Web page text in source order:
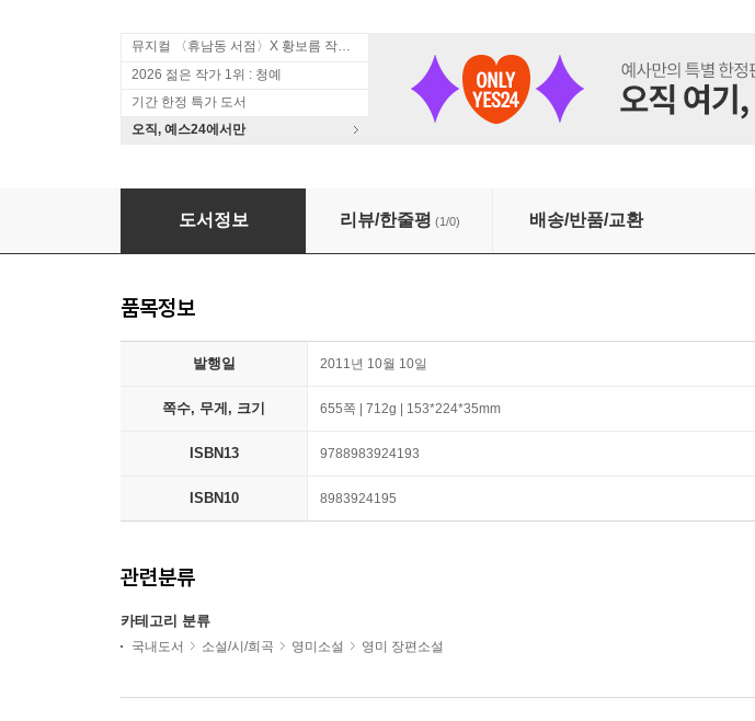
뮤지컬 〈휴남동 서점〉X 황보름 작가 북토크
2026 젊은 작가 1위 : 청예
기간 한정 특가 도서
오직, 예스24에서만
천사의 분노
도서정보 리뷰/한줄평 (1/0) 배송/반품/교환
품목정보
발행일 2011년 10월 10일
쪽수, 무게, 크기 655쪽 | 712g | 153*224*35mm
ISBN13 9788983924193
ISBN10 8983924195
관련분류
카테고리 분류
국내도서 소설/시/희곡 영미소설 영미 장편소설